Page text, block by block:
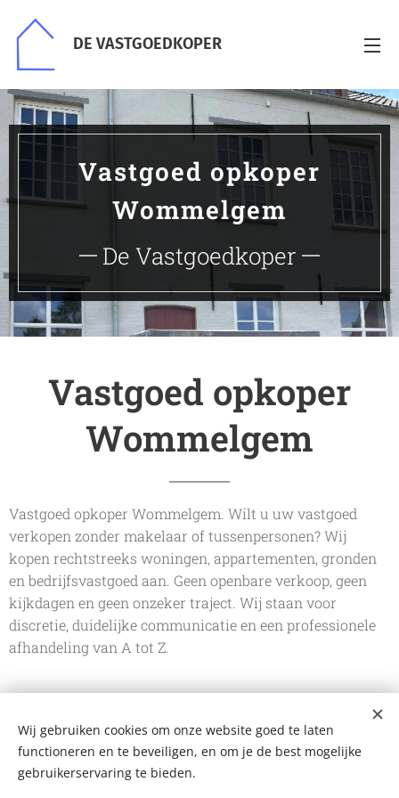
DE VASTGOEDKOPER
Vastgoed opkoper
Wommelgem
De Vastgoedkoper
Vastgoed opkoper
Wommelgem
Vastgoed opkoper Wommelgem. Wilt u uw vastgoed
verkopen zonder makelaar of tussenpersonen? Wij
kopen rechtstreeks woningen, appartementen, gronden
en bedrijfsvastgoed aan. Geen openbare verkoop, geen
kijkdagen en geen onzeker traject. Wij staan voor
discretie, duidelijke communicatie en een professionele
afhandeling van A tot Z.
De Vastgoedkoper
Bergstraat 109 A, 2220 Heist-op-den-Berg
+32 499 102 124
Wij gebruiken cookies om onze website goed te laten
functioneren en te beveiligen, en om je de best mogelijke
gebruikerservaring te bieden.